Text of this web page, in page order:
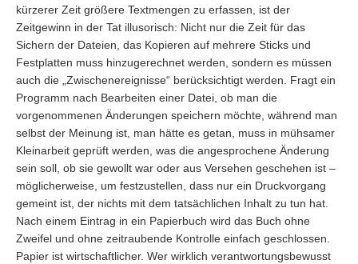
kürzerer Zeit größere Textmengen zu erfassen, ist der
Zeitgewinn in der Tat illusorisch: Nicht nur die Zeit für das
Sichern der Dateien, das Kopieren auf mehrere Sticks und
Festplatten muss hinzugerechnet werden, sondern es müssen
auch die „Zwischenereignisse“ berücksichtigt werden. Fragt ein
Programm nach Bearbeiten einer Datei, ob man die
vorgenommenen Änderungen speichern möchte, während man
selbst der Meinung ist, man hätte es getan, muss in mühsamer
Kleinarbeit geprüft werden, was die angesprochene Änderung
sein soll, ob sie gewollt war oder aus Versehen geschehen ist –
möglicherweise, um festzustellen, dass nur ein Druckvorgang
gemeint ist, der nichts mit dem tatsächlichen Inhalt zu tun hat.
Nach einem Eintrag in ein Papierbuch wird das Buch ohne
Zweifel und ohne zeitraubende Kontrolle einfach geschlossen.
Papier ist wirtschaftlicher. Wer wirklich verantwortungsbewusst